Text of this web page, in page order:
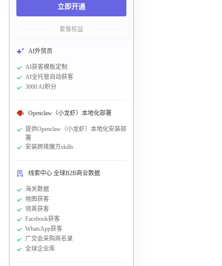
立即开通
套餐权益
AI外贸员
AI获客模板定制
AI全托管自动获客
3000 AI积分
Openclaw（小龙虾）本地化部署
提供Openclaw（小龙虾）本地化安装部
署
安装跨境魔方skills
线索中心 全球B2B商业数据
海关数据
地图获客
领英获客
Facebook获客
WhatsApp获客
广交会采购商名录
全球企业库